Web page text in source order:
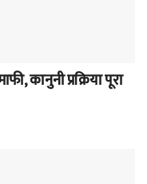
कानुनी प्रक्रिया पूरा